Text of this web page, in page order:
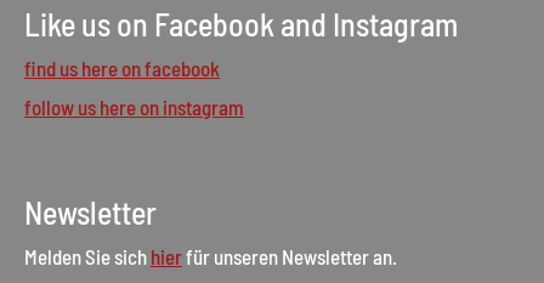
Like us on Facebook and Instagram
find us here on facebook
follow us here on instagram
Newsletter
Melden Sie sich hierfür unseren Newsletter an.